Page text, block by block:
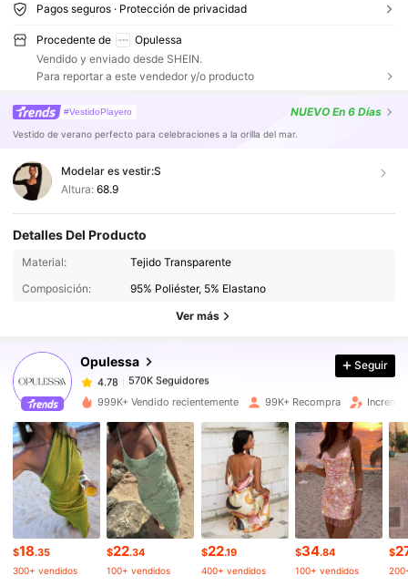
Pagos seguros · Protección de privacidad
Procedente de
Opulessa
Vendido y enviado desde SHEIN.
Para reportar a este vendedor y/o producto
#VestidoPlayero NUEVO En 6 Días
Vestido de verano perfecto para celebraciones a la orilla del mar.
Modelar es vestir:S
Altura: 68.9
Detalles Del Producto
Material:
Tejido Transparente
Composición:
95% Poliéster, 5% Elastano
Ver más
Opulessa
570K Seguidores
4.78
570K Seguidores
s***s
pagó Hace 12 horas
4.78 570K Seguidores
4.78 570K Seguidores
4.78 570K Seguidores
Seguir
999K+ Vendido recientemente 99K+ Recompra
$18.35
300+ vendidos
$22.34
100+ vendidos
$22.19
400+ vendidos
$34.84
100+ vendidos
$